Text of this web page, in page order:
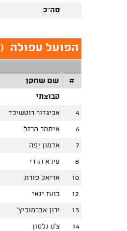
סה"כ
הפועל עפולה (
#
שם שחקן
קבוצתי
4 אביגדור רוטשילד
6 איתמר מרזל
7 אדמון יפה
8 עירא הררי
10 אריאל פורת
12 בועז ינאי
13 ירון אברמוביץ'
14 צ'ט נלסון